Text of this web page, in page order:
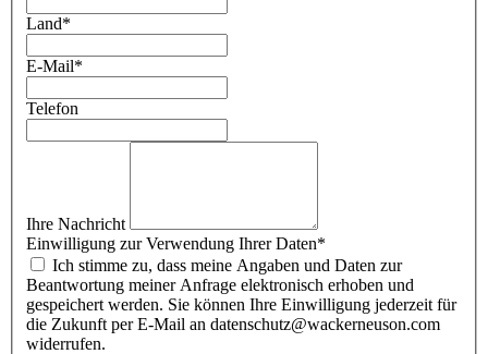
Land*
E-Mail*
Telefon
Ihre Nachricht
Einwilligung zur Verwendung Ihrer Daten*
Beantwortung meiner Anfrage elektronisch erhoben und
gespeichert werden. Sie können Ihre Einwilligung jederzeit für
die Zukunft per E-Mail an datenschutz@wackerneuson.com
widerrufen.